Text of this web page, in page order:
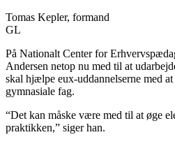
Tomas Kepler, formand
GL
På Nationalt Center for
Andersen netop nu med til at
skal hjælpe eux-uddannelserne med
gymnasiale fag.
“Det kan måske være med til at øge
praktikken,” siger han.